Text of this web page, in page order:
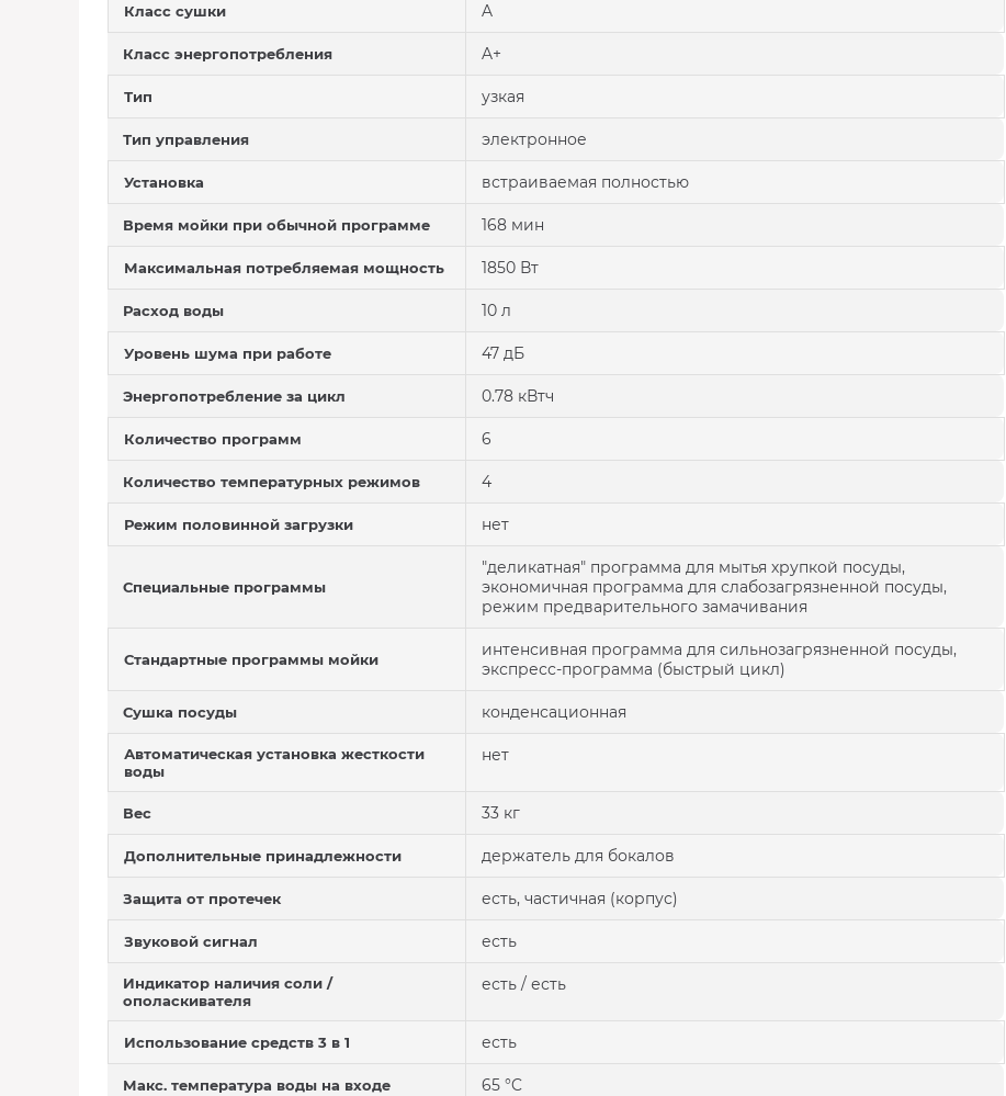
Класс сушки A
Класс энергопотребления A+
Тип узкая
Тип управления электронное
Установка встраиваемая полностью
Время мойки при обычной программе 168 мин
Максимальная потребляемая мощность 1850 Вт
Расход воды 10 л
Уровень шума при работе 47 дБ
Энергопотребление за цикл 0.78 кВтч
Количество программ 6
Количество температурных режимов 4
Режим половинной загрузки нет
Специальные программы
"деликатная" программа для мытья хрупкой посуды,
экономичная программа для слабозагрязненной посуды,
режим предварительного замачивания
Стандартные программы мойки
интенсивная программа для сильнозагрязненной посуды,
экспресс-программа (быстрый цикл)
Сушка посуды конденсационная
Автоматическая установка жесткости
воды
нет
Вес 33 кг
Дополнительные принадлежности держатель для бокалов
Защита от протечек есть, частичная (корпус)
Звуковой сигнал есть
Индикатор наличия соли /
ополаскивателя
есть / есть
Использование средств 3 в 1 есть
Макс. температура воды на входе 65 °C